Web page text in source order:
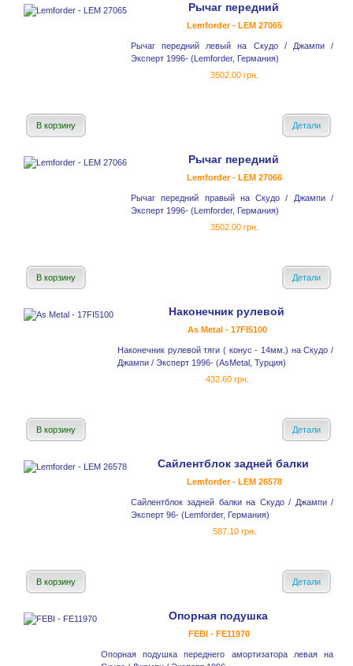
Рычаг передний
Lemforder - LEM 27065
Рычаг передний левый на Скудо / Джампи /
Эксперт 1996- (Lemforder, Германия)
3502.00 грн.
В корзину Детали
Рычаг передний
Lemforder - LEM 27066
Рычаг передний правый на Скудо / Джампи /
Эксперт 1996- (Lemforder, Германия)
3502.00 грн.
В корзину Детали
Наконечник рулевой
As Metal - 17FI5100
Наконечник рулевой тяги ( конус - 14мм.) на Скудо /
Джампи / Эксперт 1996- (AsMetal, Турция)
432.60 грн.
В корзину Детали
Сайлентблок задней балки
Lemforder - LEM 26578
Сайлентблок задней балки на Скудо / Джампи /
Эксперт 96- (Lemforder, Германия)
587.10 грн.
В корзину Детали
Опорная подушка
FEBI - FE11970
Опорная подушка переднего амортизатора левая на